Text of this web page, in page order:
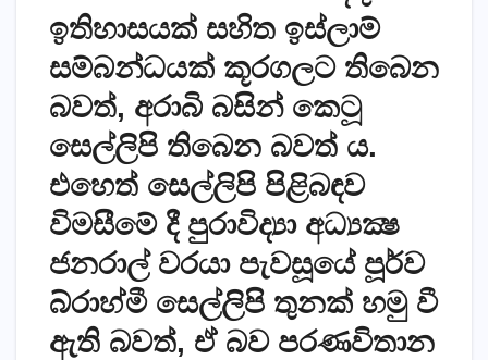
ඉතිහාසයක් සහිත ඉස්ලාම්
සම්බන්ධයක් කූරගලට තිබෙන
බවත්, අරාබි බසින් කෙටූ
සෙල්ලිපි තිබෙන බවත් ය.
එහෙත් සෙල්ලිපි පිළිබඳව
විමසීමේ දී පුරාවිද්‍යා අධ්‍යක්‍ෂ
ජනරාල් වරයා පැවසූයේ පූර්ව
බ්රාහ්මී සෙල්ලිපි තුනක් හමු වී
ඇති බවත්, ඒ බව පරණවිතාන